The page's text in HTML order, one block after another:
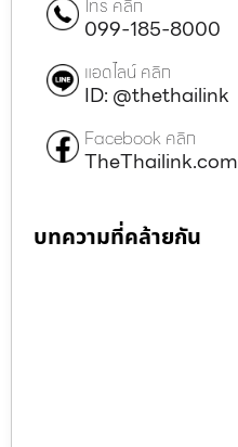
โทร คลิก
099-185-8000
แอดไลน์ คลิก
ID: @thethailink
Facebook คลิก
TheThailink.com
บทความที่คล้ายกัน